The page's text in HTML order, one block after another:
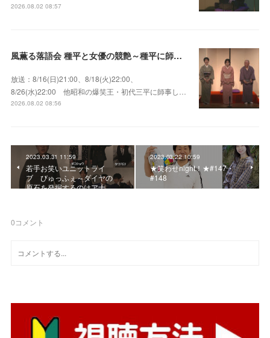
2026.08.02 08:57
風薫る落語会 種平と女優の競艶～種平に師事した女優たちが百花繚乱に咲き誇る大人気落語会
放送：8/16(日)21:00、8/18(火)22:00、
8/26(水)22:00 他昭和の爆笑王・初代三平に師事し…
2026.08.02 08:56
2023.03.31 11:59
若手お笑いユニットライ
ブ びゅっふぇ～ダイヤの
原石を発掘するのはアナ…
2023.03.22 10:59
★笑わせnight！★#147・
#148
0コメント